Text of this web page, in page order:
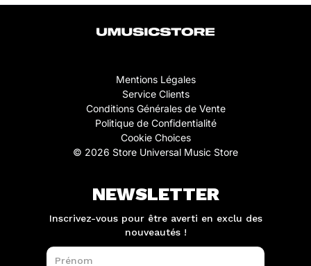
Mentions Légales
Service Clients
Conditions Générales de Vente
Politique de Confidentialité
Cookie Choices
© 2026 Store Universal Music Store